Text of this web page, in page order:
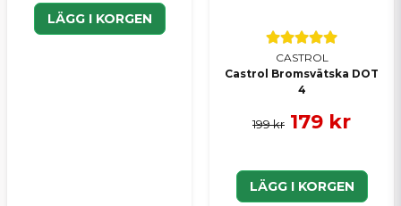
LÄGG I KORGEN
CASTROL
Castrol Bromsvätska DOT
4
199 kr 179 kr
LÄGG I KORGEN